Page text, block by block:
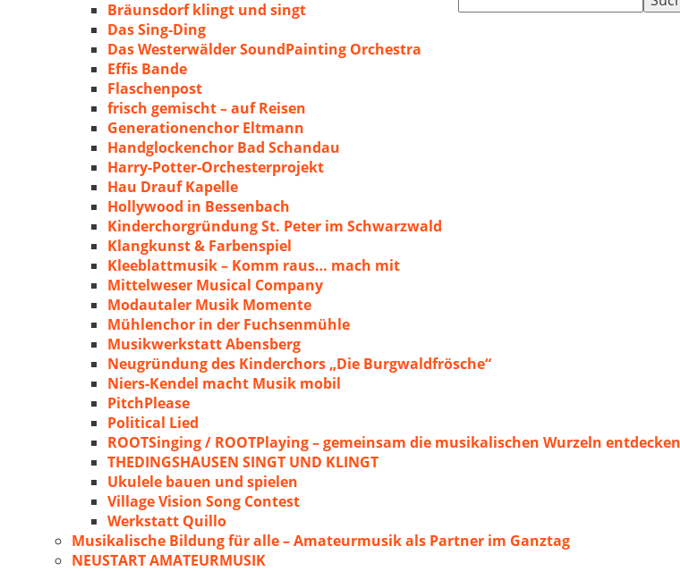
nach:
Bräunsdorf klingt und singt
Das Sing-Ding
Das Westerwälder SoundPainting Orchestra
Effis Bande
Flaschenpost
frisch gemischt – auf Reisen
Generationenchor Eltmann
Handglockenchor Bad Schandau
Harry-Potter-Orchesterprojekt
Hau Drauf Kapelle
Hollywood in Bessenbach
Kinderchorgründung St. Peter im Schwarzwald
Klangkunst & Farbenspiel
Kleeblattmusik – Komm raus… mach mit
Mittelweser Musical Company
Modautaler Musik Momente
Mühlenchor in der Fuchsenmühle
Musikwerkstatt Abensberg
Neugründung des Kinderchors „Die Burgwaldfrösche“
Niers-Kendel macht Musik mobil
PitchPlease
Political Lied
ROOTSinging / ROOTPlaying – gemeinsam die musikalischen Wurzeln entdecken
THEDINGSHAUSEN SINGT UND KLINGT
Ukulele bauen und spielen
Village Vision Song Contest
Werkstatt Quillo
Musikalische Bildung für alle – Amateurmusik als Partner im Ganztag
NEUSTART AMATEURMUSIK